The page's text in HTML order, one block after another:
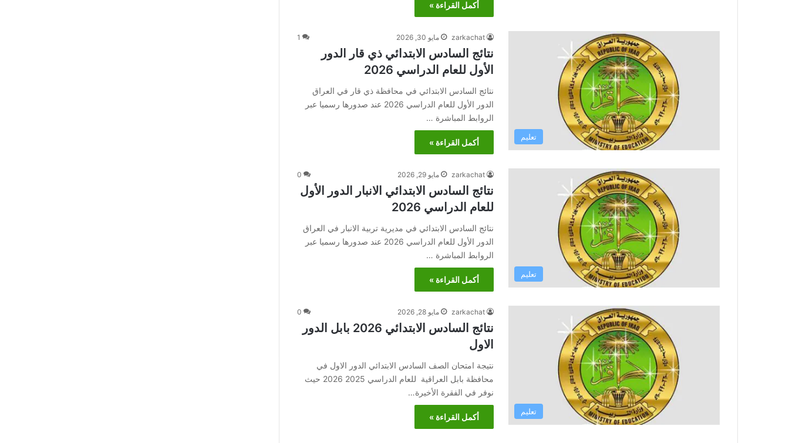
أكمل القراءة »
تعليم
zarkachat مايو 30, 2026 1
نتائج السادس الابتدائي ذي قار الدور
الأول للعام الدراسي 2026
نتائج السادس الابتدائي في محافظة ذي قار في العراق
الدور الأول للعام الدراسي 2026 عند صدورها رسميا عبر
الروابط المباشرة …
أكمل القراءة »
تعليم
zarkachat مايو 29, 2026 0
نتائج السادس الابتدائي الانبار الدور الأول
للعام الدراسي 2026
نتائج السادس الابتدائي في مديرية تربية الانبار في العراق
الدور الأول للعام الدراسي 2026 عند صدورها رسميا عبر
الروابط المباشرة …
أكمل القراءة »
تعليم
zarkachat مايو 28, 2026 0
نتائج السادس الابتدائي 2026 بابل الدور
الاول
نتيجة امتحان الصف السادس الابتدائي الدور الاول في
محافظة بابل العراقية للعام الدراسي 2025 2026 حيث
نوفر في الفقرة الأخيرة…
أكمل القراءة »